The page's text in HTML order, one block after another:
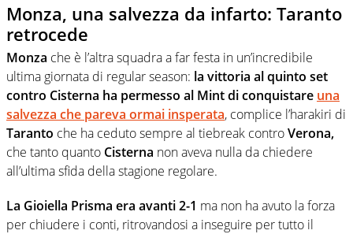
Monza, una salvezza da infarto: Taranto
retrocede
Monza che è l’altra squadra a far festa in un’incredibile
ultima giornata di regular season: la vittoria al quinto set
contro Cisterna ha permesso al Mint di conquistare una
salvezza che pareva ormai insperata, complice l’harakiri di
Taranto che ha ceduto sempre al tiebreak controVerona,
che tanto quanto Cisterna non aveva nulla da chiedere
all’ultima sfida della stagione regolare.
La Gioiella Prisma era avanti 2-1 ma non ha avuto la forza
per chiudere i conti, ritrovandosi a inseguire per tutto il